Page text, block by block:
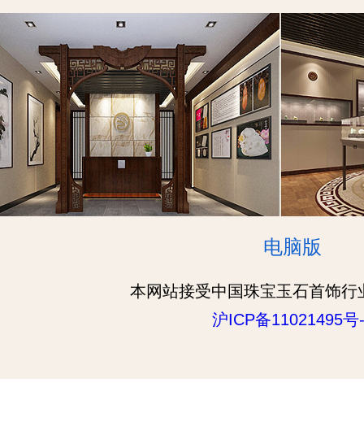
电脑版
本网站接受中国珠宝玉石首饰行
沪ICP备11021495号